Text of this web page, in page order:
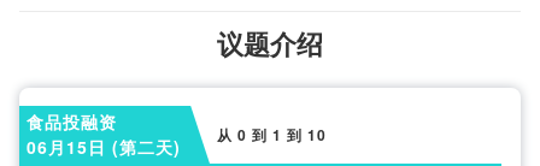
议题介绍
食品投融资
06月15日 (第二天)
从 0 到 1 到 10